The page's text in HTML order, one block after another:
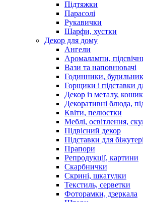
Підтяжки
Парасолі
Рукавички
Шарфи, хустки
Декор для дому
Ангели
Аромалампи,
Вази та наповнювачі
Годинники,
Горщики і підставки
Декор із металу,
Декоративні блюда,
Квіти, пелюстки
Меблі, освітлення,
Підвісний декор
Підставки для
Прапори
Репродукції, картини
Скарбнички
Скрині, шкатулки
Текстиль, серветки
Фоторамки, дзеркала